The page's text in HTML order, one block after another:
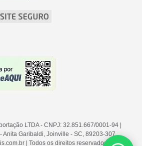
LTDA- CNPJ: 32.851.667/0001-94
Anita Garibaldi, Joinville - SC, 89203-307
| Todos os direitos reservados